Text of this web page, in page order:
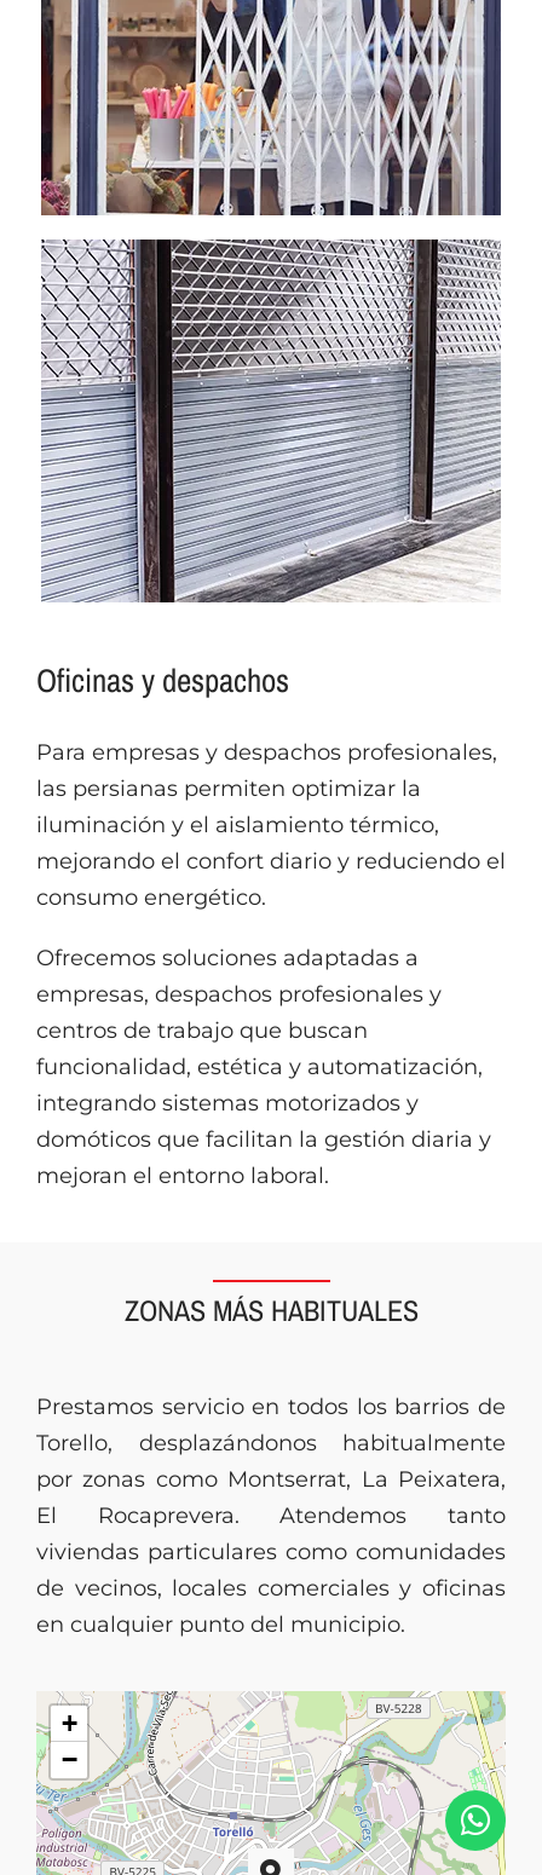
Oficinas y despachos
Para empresas y despachos profesionales,
las persianas permiten optimizar la
iluminación y el aislamiento térmico,
mejorando el confort diario y reduciendo el
consumo energético.
Ofrecemos soluciones adaptadas a
empresas, despachos profesionales y
centros de trabajo que buscan
funcionalidad, estética y automatización,
integrando sistemas motorizados y
domóticos que facilitan la gestión diaria y
mejoran el entorno laboral.
ZONAS MÁS HABITUALES
Prestamos servicio en todos los barrios de
Torello, desplazándonos habitualmente
por zonas como Montserrat, La Peixatera,
El Rocaprevera. Atendemos tanto
viviendas particulares como comunidades
de vecinos, locales comerciales y oficinas
en cualquier punto del municipio.
+
−